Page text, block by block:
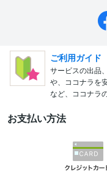
ご利用ガイド
サービスの出品
や、ココナラを
など、ココナラ
お支払い方法